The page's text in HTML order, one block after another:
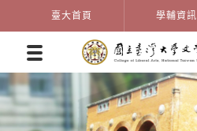
臺大首頁 學輔資訊